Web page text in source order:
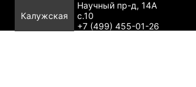
Калужская
Научный пр-д, 14А
с.10
+7 (499) 455-01-26